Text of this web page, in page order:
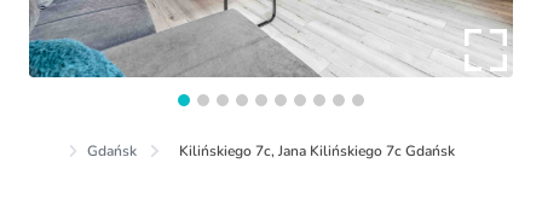
Gdańsk Kilińskiego 7c, Jana Kilińskiego 7c Gdańsk